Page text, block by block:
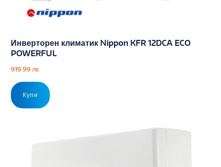
Инверторен климатик Nippon KFR 12DCA ECO
POWERFUL
919.99лв.
Купи